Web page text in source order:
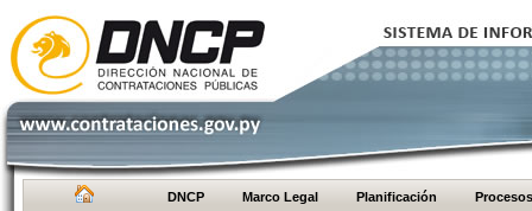
DNCP Marco Legal Planificación Procesos